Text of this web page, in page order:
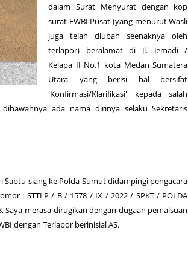
dalam Surat Menyurat dengan kop
surat FWBI Pusat (yang menurut Wasli
juga telah diubah seenaknya oleh
terlapor) beralamat di Jl. Jemadi /
Kelapa II No.1 kota Medan Sumatera
Utara yang berisi hal bersifat
'Konfirmasi/Klarifikasi' kepada salah
ada nama dirinya selaku Sekretaris
siang ke Polda Sumut didampingi pengacara
: STTLP / B / 1578 / IX / 2022 / SPKT / POLDA
Saya merasa dirugikan dengan dugaan pemalsuan
dengan Terlapor berinisial AS.